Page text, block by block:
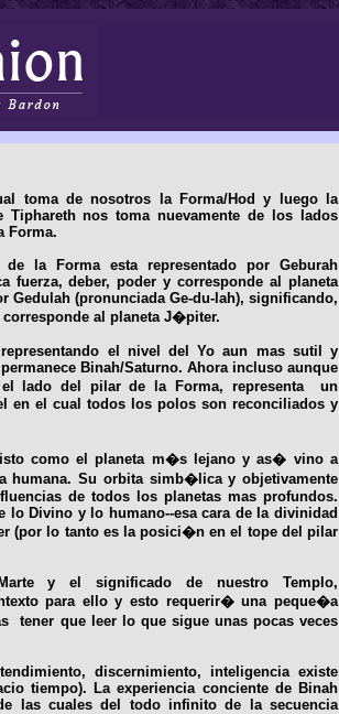
toma de nosotros la Forma/Hod y luego la
Tiphareth nos toma nuevamente de los lados
Forma.
la Forma esta representado por Geburah
fuerza, deber, poder y corresponde al planeta
Gedulah (pronunciada Ge-du-lah), significando,
al planeta J�piter.
el nivel del Yo aun mas sutil y
Binah/Saturno. Ahora incluso aunque
lado del pilar de la Forma, representa un
en el cual todos los polos son reconciliados y
como el planeta m�s lejano y as� vino a
humana. Su orbita simb�lica y objetivamente
de todos los planetas mas profundos.
lo Divino y lo humano--esa cara de la divinidad
(por lo tanto es la posici�n en el tope del pilar
y el significado de nuestro Templo,
para ello y esto requerir� una peque�a
tener que leer lo que sigue unas pocas veces
discernimiento, inteligencia existe
tiempo). La experiencia conciente de Binah
las cuales del todo infinito de la secuencia